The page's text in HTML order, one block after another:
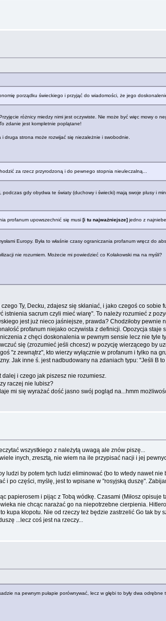
porządku świeckiego i przyjąć do wiadomości, że jego
różnicy miedzy nimi jest oczywiste. Nie może być więc mowy o
zdanie jest kompletnie poplątane!
druga strona może rozwijać się niezależnie i swobodnie.
za rzecz przyrodzoną i do pewnego stopnia nieuleczalną...
gdy obydwa te światy (duchowy i świecki) mają swoje plusy i
profanum upowszechnić się musi [i tu najważniejsze]jedno z
Europy. Była to właśnie czasy ograniczania profanum wręcz do
nie rozumiem. Możecie mi powiedzieć co Kołakowski ma na myśli?
Ty, Decku, zdajesz się skłaniać, i jako czegoś co
istnienia sacrum czyli mieć wiarę". To należy rozumieć z
jest już nieco jaśniejsze, prawda? Chodziłoby pewnie
profanum niejako oczywista z definicji. Opozycja
z chęci doskonalenia w pewnym sensie lecz nie
się (zrozumieć jeśli chcesz) w pozycję wierzącego by
"z zewnątrz", kto wierzy wyłącznie w profanum i tylko na
Jak inne ś. jest nadbudowany na zdaniach typu: "Jeśli B to
dalej i czego jak piszesz nie rozumiesz.
raczej nie lubisz?
mi się wyrażać dość jasno swój pogląd na...hmm
wszystkiego z należytą uwagą ale znów piszę...
inych, zresztą, nie wiem na ile przypisać nacji i jej
ludzi by potem tych ludzi eliminować (bo to wtedy nawet
i po części, myślę, jest to wpisane w "rosyjską duszę".
papierosem i pijąc z Tobą wódkę. Czasami (Miłosz
nie chcąc narażać go na niepotrzebne cierpienia.
kupa kłopotu. Nie od rzeczy też będzie zastrzelić Go tak
...lecz coś jest na rzeczy...
na pewnym pułapie porównywać, lecz w głębi to były dwa odrębne